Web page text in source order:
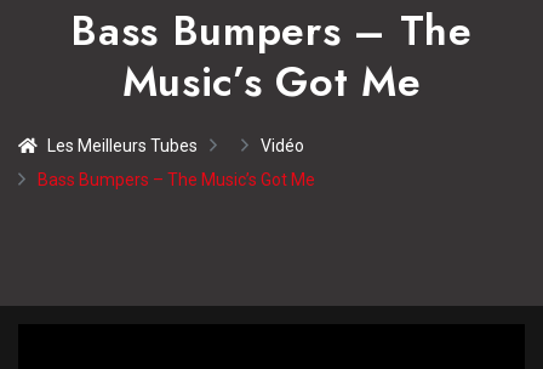
Bass Bumpers – The
Music’s Got Me
Les Meilleurs Tubes
Vidéo
Bass Bumpers – The Music’s Got Me